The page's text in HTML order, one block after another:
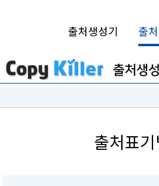
출처생성기 출
출처표기